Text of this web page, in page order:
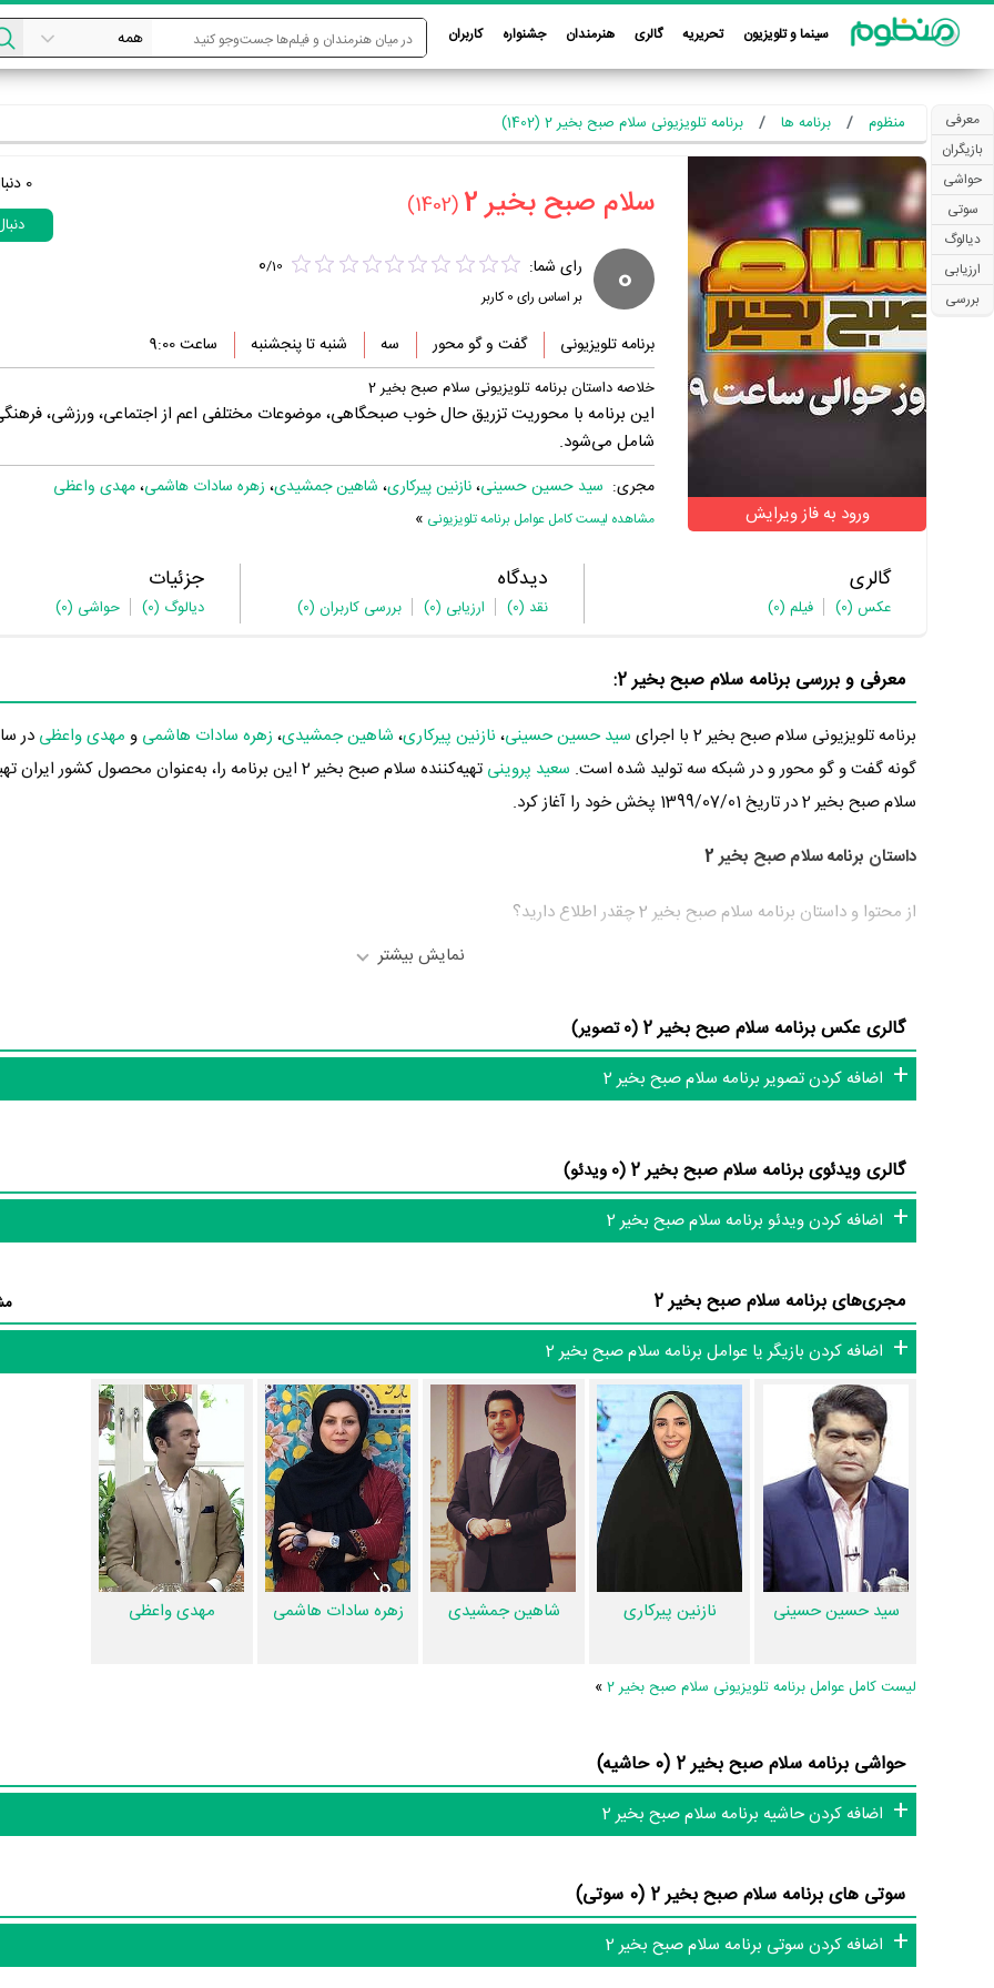
سینما و تلویزیون تحریریه گالری هنرمندان جشنواره کاربران
معرفی
بازیگران
حواشی
سوتی
دیالوگ
ارزیابی
بررسی
منظوم برنامه ها برنامه تلویزیونی سلام صبح بخیر 2 (1402)
ورود به فاز ویرایش
‏سلام صبح بخیر 2‏ (1402)
0
0 رای شما: 0/10
بر اساس رای 0کاربر
برنامه تلویزیونی گفت و گو محور سه شنبه‌‌ تا پنجشنبه‌ ساعت 9:00
خلاصه داستان برنامه تلویزیونی سلام صبح بخیر 2
این برنامه با محوریت تزریق حال خوب صبحگاهی، موضوعات مختلفی اعم از اجتماعی، ورزشی،
شامل می‌شود.
مجری: سید حسین حسینی،نازنین پیرکاری، شاهین جمشیدی، زهره سادات هاشمی،مهدی واعظی
مشاهده لیست کامل عوامل برنامه تلویزیونی »
گالری
عکس (0) فیلم (0)
دیدگاه
نقد (0) ارزیابی (0) بررسی کاربران (0)
جزئیات
دیالوگ (0) حواشی (0)
معرفی و بررسی برنامه سلام صبح بخیر 2:
برنامه تلویزیونی سلام صبح بخیر 2 با اجرای سید حسین حسینی، نازنین پیرکاری، شاهین جمشیدی، زهره سادات هاشمی و مهدی واعظی
گونه گفت و گو محور و در شبکه سه تولید شده است. سعید پروینی
تهیه‌کننده سلام صبح بخیر 2 این برنامه را، به‌عنوان محصول کشور
سلام صبح بخیر 2 در تاریخ 1399/07/01 پخش خود را آغاز کرد.
داستان برنامه سلام صبح بخیر 2
از محتوا و داستان برنامه سلام صبح بخیر 2 چقدر اطلاع دارید؟
برنامه سلام صبح بخیر 2 و کارنامه فعالیت کارگردان و مجریان
حسین حسینیوشاهین جمشیدی.
در مجموع بیش از 7 نفر در تولید برنامه سلام صبح بخیر 2 نقش داشته‌اند و هر یک از آنها در
منظومیک صفحه اختصاصی دارند.
اطلاعات برنامه سلام صبح بخیر 2
برنامه سلام صبح بخیر 2، سوتی برنامه سلام صبح بخیر 2 و نقد برنامه سلام صبح بخیر 2 هنوز موردی ثبت نشده است. قطعا
باید به‌کمک علاقمندان فیلم، سریال و تئاتر، این دایرة‌المعارف آنلاین و بانک اطلاعات هنرمندان و آثار سینما، تلویزیون و تئاتر را کامل و کامل‌تر
نمایش بیشتر
گالری عکس برنامه سلام صبح بخیر 2
(0 تصویر)
اضافه کردن تصویر برنامه سلام صبح بخیر 2
گالری ویدئوی برنامه سلام صبح بخیر 2
(0 ویدئو)
اضافه کردن ویدئو برنامه سلام صبح بخیر 2
مجری‌های برنامه سلام صبح بخیر 2
اضافه کردن بازیگر یا عوامل برنامه سلام صبح بخیر 2
سید حسین حسینی نازنین پیرکاری شاهین جمشیدی زهره سادات هاشمی مهدی واعظی
لیست کامل عوامل برنامه تلویزیونی سلام صبح بخیر 2 »
حواشی برنامه سلام صبح بخیر 2 (0 حاشیه)
اضافه کردن حاشیه برنامه سلام صبح بخیر 2
سوتی های برنامه سلام صبح بخیر 2 (0 سوتی)
اضافه کردن سوتی برنامه سلام صبح بخیر 2